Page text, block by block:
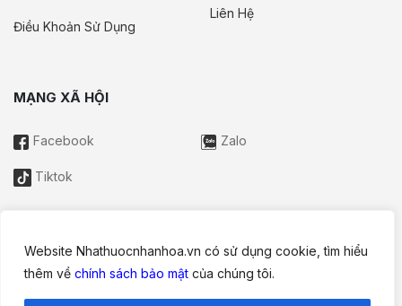
Website Nhathuocnhanhoa.vn có sử dụng cookie, tìm hiểu
thêm về chính sách bảo mật của chúng tôi.
Điều Khoản Sử Dụng
Liên Hệ
MẠNG XÃ HỘI
Facebook Zalo
Tiktok
Thông tin trên website này chỉ mang tính chất nội bộ tham khảo;